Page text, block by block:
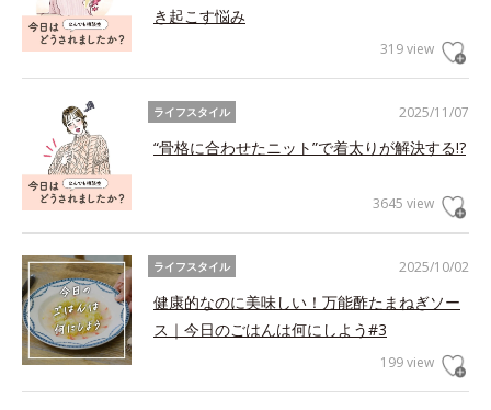
き起こす悩み
319 view
2025/11/07
ライフスタイル
“骨格に合わせたニット”で着太りが解決する!?
3645 view
2025/10/02
ライフスタイル
健康的なのに美味しい！万能酢たまねぎソー
ス｜今日のごはんは何にしよう#3
199 view